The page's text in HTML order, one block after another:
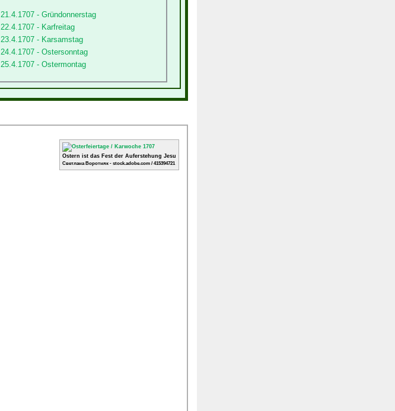
21.4.1707 - Gründonnerstag
22.4.1707 - Karfreitag
23.4.1707 - Karsamstag
24.4.1707 - Ostersonntag
25.4.1707 - Ostermontag
Ostern ist das Fest der Auferstehung Jesu
Светлана Воротняк - stock.adobe.com / 415394721